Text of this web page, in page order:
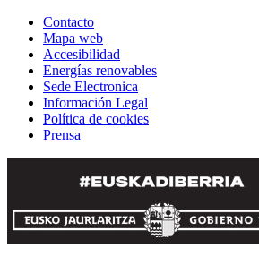
Contacto
Mapa web
Accesibilidad
Energías renovables
Sede Electronica
Información Legal
Política de cookies
Prensa